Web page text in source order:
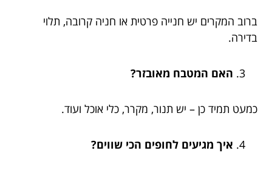
ברוב המקרים יש חנייה פרטית או חניה קרובה, תלוי
בדירה.
האם המטבח מאובזר?
כמעט תמיד כן – יש תנור, מקרר, כלי אוכל ועוד.
איך מגיעים לחופים הכי שווים?